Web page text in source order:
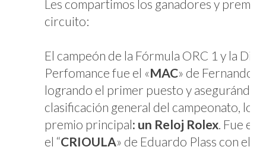
Les compartimos los ganadores y
circuito:
El campeón de la Fórmula ORC 1 y la
Perfomance fue el «MAC» de Fernando
logrando el primer puesto y
clasificación general del campeonato, lo
premio principal: un Reloj Rolex. Fue
el “CRIOULA» de Eduardo Plass con el